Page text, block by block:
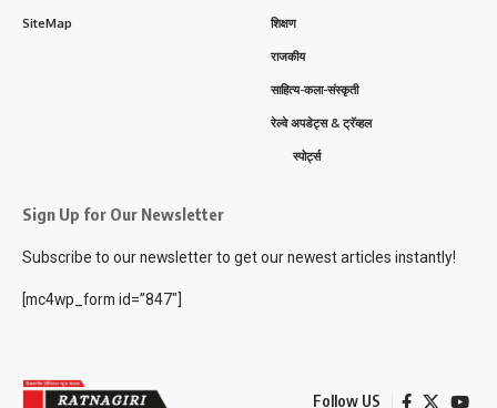
SiteMap शिक्षण
राजकीय
साहित्य-कला-संस्कृती
रेल्वे अपडेट्स & ट्रॅव्हल
स्पोर्ट्स
Sign Up for Our Newsletter
Subscribe to our newsletter to get our newest articles instantly!
[mc4wp_form id=”847″]
Follow US